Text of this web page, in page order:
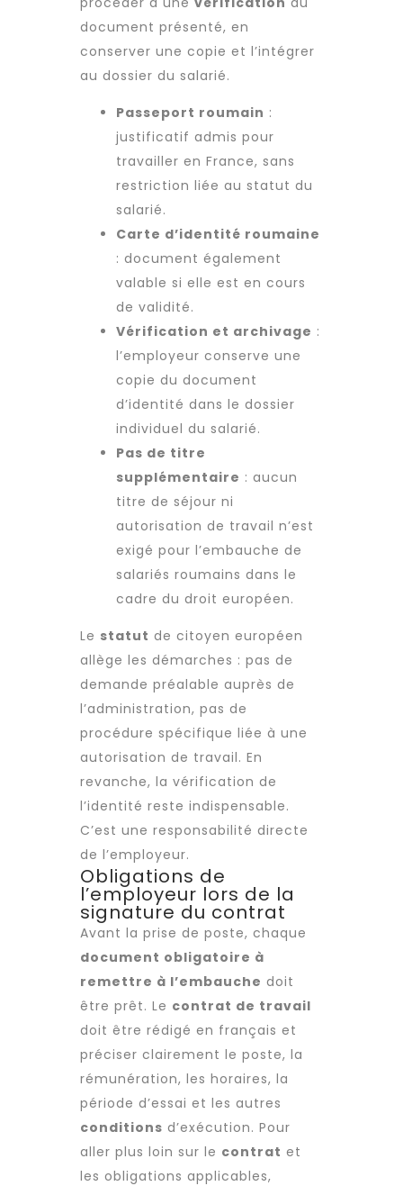
document présenté, en
conserver une copie et l’intégrer
au dossier du salarié.
Passeport roumain :
justificatif admis pour
travailler en France, sans
restriction liée au statut du
salarié.
Carte d’identité roumaine
: document également
valable si elle est en cours
de validité.
Vérification et archivage :
l’employeur conserve une
copie du document
d’identité dans le dossier
individuel du salarié.
Pas de titre
supplémentaire : aucun
titre de séjour ni
autorisation de travail n’est
exigé pour l’embauche de
salariés roumains dans le
cadre du droit européen.
Le statut de citoyen européen
allège les démarches : pas de
demande préalable auprès de
l’administration, pas de
procédure spécifique liée à une
autorisation de travail. En
revanche, la vérification de
l’identité reste indispensable.
C’est une responsabilité directe
de l’employeur.
Obligations de
l’employeur lors de la
signature du contrat
Avant la prise de poste, chaque
document obligatoire à
remettre à l’embauche doit
être prêt. Le contrat de travail
doit être rédigé en français et
préciser clairement le poste, la
rémunération, les horaires, la
période d’essai et les autres
conditions d’exécution. Pour
aller plus loin sur le contrat et
les obligations applicables,